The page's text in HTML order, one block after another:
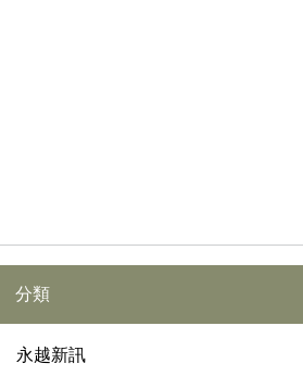
分類
永越新訊